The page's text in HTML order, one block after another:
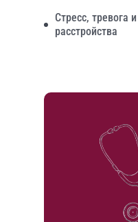
Стресс, тревога
расстройства